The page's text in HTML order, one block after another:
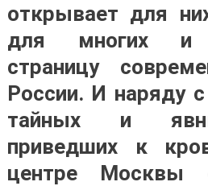
открывает для
для многих и
страницу
России. И наряду
тайных и
приведших к
центре Москвы